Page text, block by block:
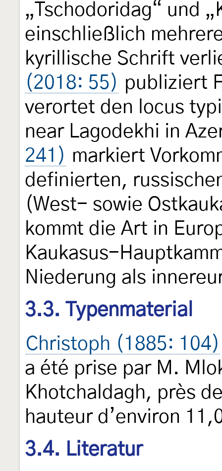
„Tschodoridag“ und
einschließlich
kyrillische Schrift
(2018: 55) publiziert
verortet den locus
near Lagodekhi in
241) markiert
definierten,
(West- sowie
kommt die Art in
Kaukasus-
Niederung als
3.3. Typenmaterial
Christoph (1885: 104)
a été prise par M.
Khotchaldagh, près
hauteur d’environ
3.4. Literatur